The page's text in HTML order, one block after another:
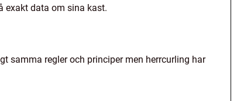
exakt data om sina kast.
samma regler och principer men herrcurling har